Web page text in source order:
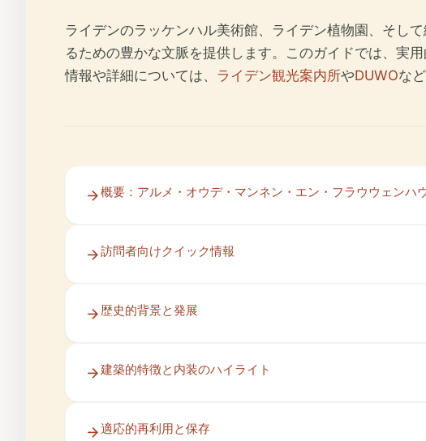
ライデンのラッケンハル美術館、ライデン植物園、そし
るための豊かな文脈を提供します。このガイドでは、実
情報や詳細については、 ライデン観光案内所やDUWOな
概要：アルメ・オウデ・マンネン・エン・フラウウェンハ
訪問者向けクイック情報
歴史的背景と発展
建築的特徴と内装のハイライト
適応的再利用と保存